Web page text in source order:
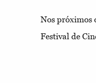
Nos próximos
Festival de